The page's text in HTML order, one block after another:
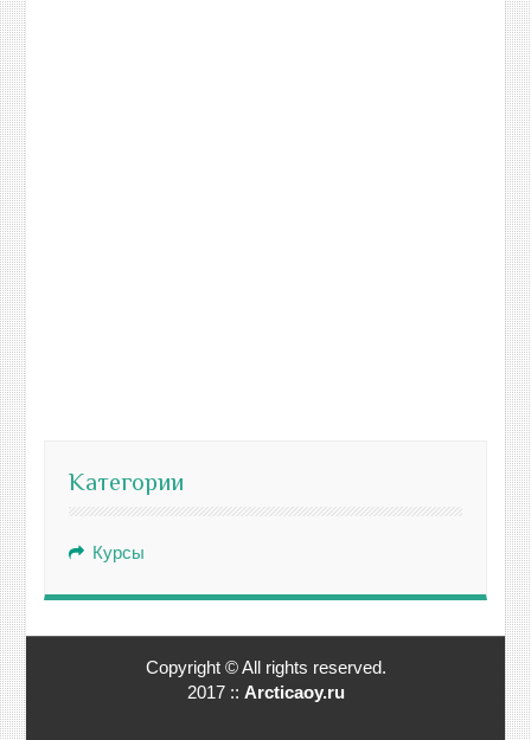
Категории
Курсы
Copyright © All rights reserved.
2017 :: Arcticaoy.ru